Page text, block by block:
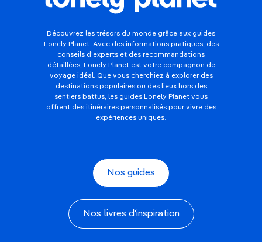
Découvrez les trésors du monde grâce aux guides
Lonely Planet. Avec des informations pratiques, des
conseils d'experts et des recommandations
détaillées, Lonely Planet est votre compagnon de
voyage idéal. Que vous cherchiez à explorer des
destinations populaires ou des lieux hors des
sentiers battus, les guides Lonely Planet vous
offrent des itinéraires personnalisés pour vivre des
expériences uniques.
Nos guides
Nos livres d'inspiration